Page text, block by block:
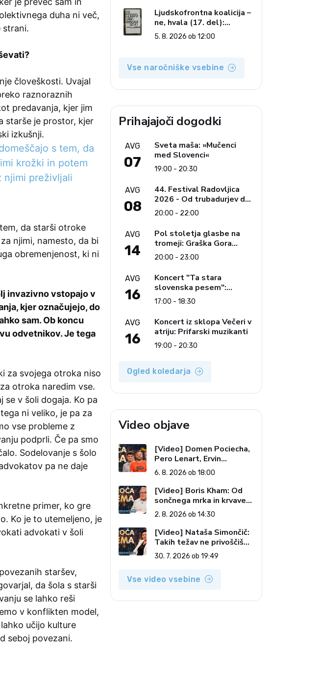
duha ni več,
strani.
človeškosti. Uvajal
raznoraznih
predavanja, kjer jim
starše je prostor, kjer
izkušnji.
s tem, da
krožki in potem
njimi preživljali
da starši otroke
njimi, namesto, da bi
obremenjenost, ki ni
invazivno vstopajo v
kjer označujejo, do
sam. Ob koncu
odvetnikov. Je tega
za svojega otroka niso
otroka naredim vse.
se v šoli dogaja. Ko pa
ni veliko, je pa za
vse probleme z
podprli. Če pa smo
Sodelovanje s šolo
pa ne daje
primer, ko gre
Ko je to utemeljeno, je
advokati v šoli
staršev,
da šola s starši
se lahko reši
v konflikten model,
učijo kulture
seboj povezani.
Ljudskofrontna koalicija –
ne, hvala (17. del):
Priprave na sestop z
oblasti – dvorska
delu: Revija 2000 in
revolucionarna izvotlitev
5. 8. 2026 ob 12:00
Vse naročniške vsebine
Prihajajoči dogodki
AVG
07
Sveta maša: »Mučenci
med Slovenci«
19:00 - 20:30
AVG
08
44. Festival Radovljica
2026 - Od trubadurjev do
Brahmsa
20:00 - 22:00
AVG
14
Pol stoletja glasbe na
tromeji: Graška Gora
obeležuje 50. jubilejni
festival narodno-zabavne
glasbe
20:00 - 23:00
AVG
16
Koncert "Ta stara
slovenska pesem":
Ljudski pevci Jezerci
17:00 - 18:30
AVG
16
Koncert iz sklopa Večeri v
atriju: Prifarski muzikanti
19:00 - 20:30
Ogled koledarja
Video objave
[Video] Domen Pociecha,
Pero Lenart, Ervin
Kostanjšek: Šport
specialcev (Vroča tema, 6.
8. 2026)
6. 8. 2026 ob 18:00
[Video] Boris Kham: Od
sončnega mrka in krvave
lune do slovenskih
pečatov v vesolju (Vroča
tema, 2. 8. 2026)
2. 8. 2026 ob 14:30
[Video] Nataša Simončič:
Takih težav ne privoščiš
nikomur (Vroča tema, 30.
7. 2026)
30. 7. 2026 ob 19:49
Vse video vsebine